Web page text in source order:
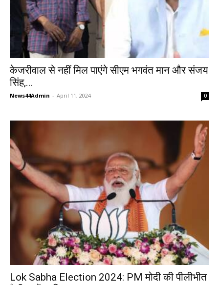
केजरीवाल से नहीं मिल पाएंगे सीएम भगवंत मान और संजय
सिंह,...
News44Admin - April 11, 2024 0
Lok Sabha Election 2024: PM मोदी की पीलीभीत